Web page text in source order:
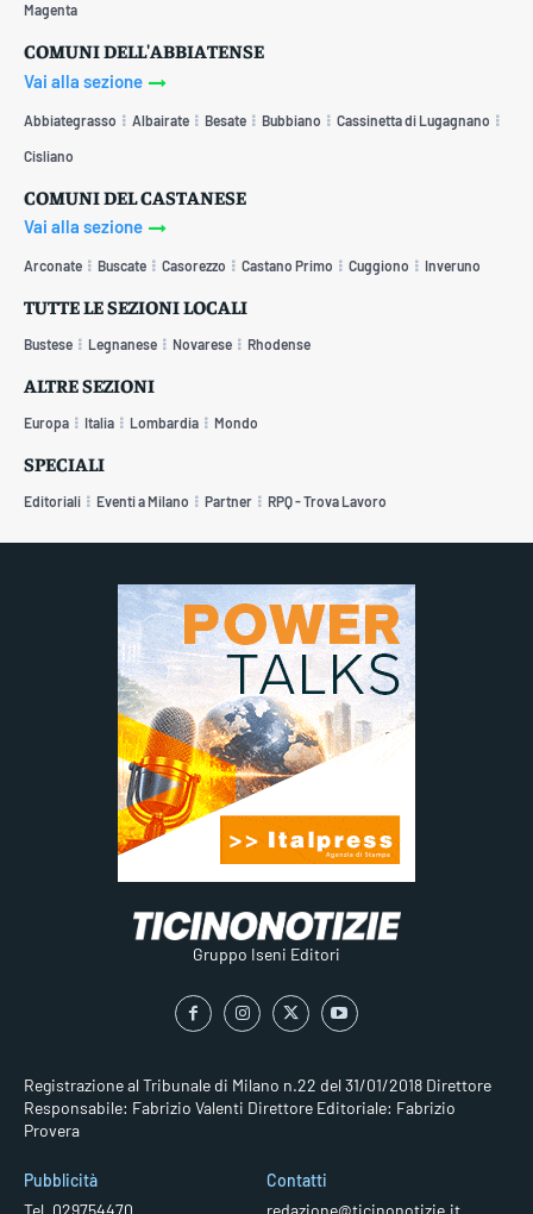
Magenta
COMUNI DELL'ABBIATENSE
Vai alla sezione
Abbiategrasso Albairate Besate Bubbiano Cassinetta di Lugagnano
Cisliano
COMUNI DEL CASTANESE
Vai alla sezione
Arconate Buscate Casorezzo Castano Primo Cuggiono Inveruno
TUTTE LE SEZIONI LOCALI
Bustese Legnanese Novarese Rhodense
ALTRE SEZIONI
Europa Italia Lombardia Mondo
SPECIALI
Editoriali Eventi a Milano Partner RPQ - Trova Lavoro
Gruppo Iseni Editori
Registrazione al Tribunale di Milano n.22 del 31/01/2018 Direttore
Responsabile: Fabrizio Valenti Direttore Editoriale: Fabrizio
Provera
Pubblicità
Tel. 029754470
Contatti
redazione@ticinonotizie.it